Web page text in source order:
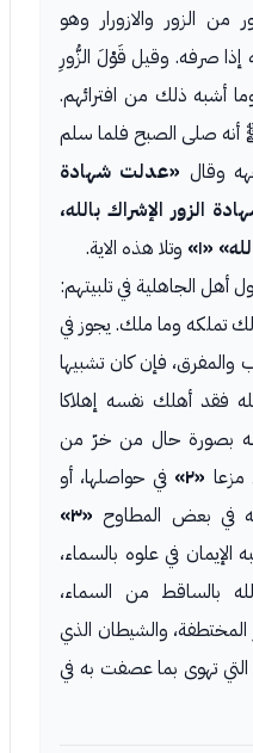
من الزور والازورار وهو
إذا صرفه. وقيل قَوْلَ الزُّورِ
أشبه ذلك من افترائهم.
أنه صلى الصبح فلما سلم
وقال «عدلت شهادة
الزور الإشراك بالله،
«١»
وتلا هذه الاية.
أهل الجاهلية في تلبيتهم:
تملكه وما ملك. يجوز في
والمفرق، فإن كان تشبيها
فقد أهلك نفسه إهلاكا
بصورة حال من خرّ من
مزعا «٢»
في حواصلها، أو
في بعض المطاوح «٣»
في علوه بالسماء،
بالساقط من السماء،
المختطفة، والشيطان الذي
التي تهوى بما عصفت به في